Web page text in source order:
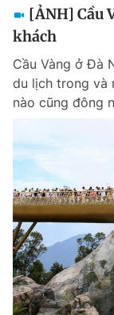
[ẢNH] Cầu
khách
Cầu Vàng ở Đà
du lịch trong và
nào cũng đông